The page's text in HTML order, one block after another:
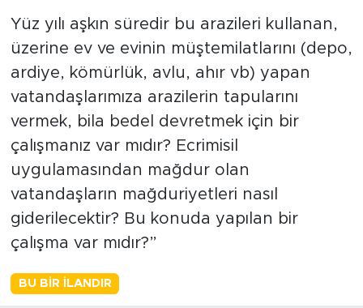
Yüz yılı aşkın süredir bu arazileri kullanan,
üzerine ev ve evinin müştemilatlarını (depo,
ardiye, kömürlük, avlu, ahır vb) yapan
vatandaşlarımıza arazilerin tapularını
vermek, bila bedel devretmek için bir
çalışmanız var mıdır? Ecrimisil
uygulamasından mağdur olan
vatandaşların mağduriyetleri nasıl
giderilecektir? Bu konuda yapılan bir
çalışma var mıdır?”
BU BIR İLANDIR